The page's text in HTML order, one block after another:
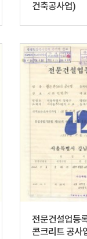
건축공사업)
전문건설업등
콘크리트 공사